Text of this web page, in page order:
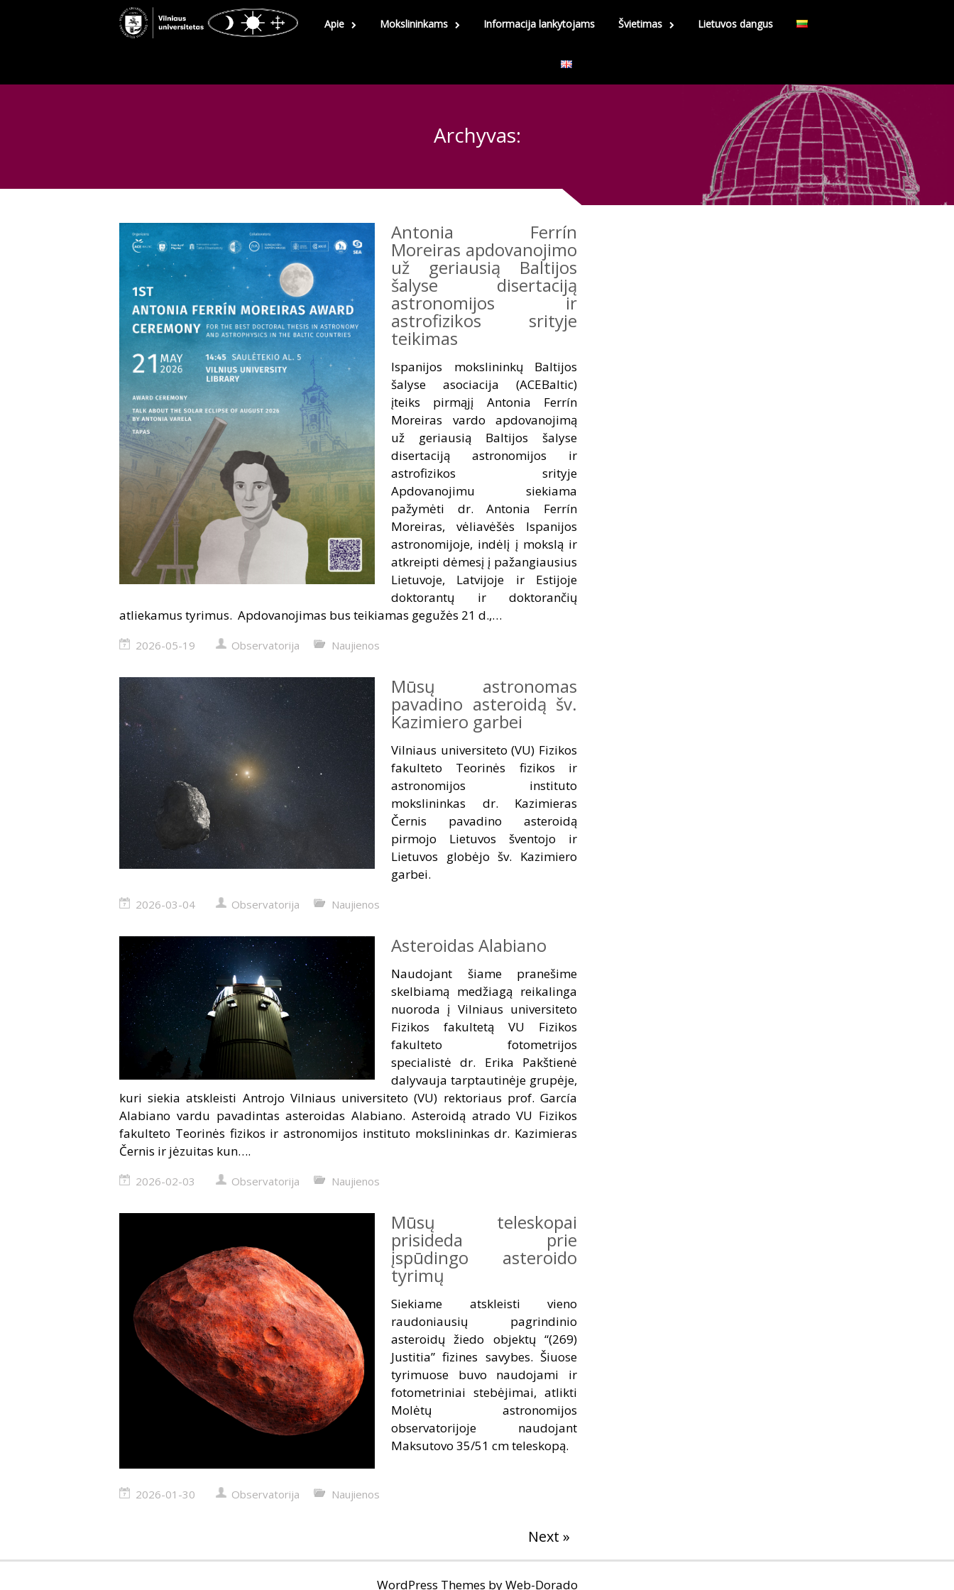
Apie Mokslininkams Informacija lankytojams Švietimas Lietuvos dangus
Archyvas:
Antonia Ferrín
Moreiras apdovanojimo
už geriausią Baltijos
šalyse disertaciją
astronomijos ir
astrofizikos srityje
teikimas
Ispanijos mokslininkų Baltijos
šalyse asociacija (ACEBaltic)
įteiks pirmąjį Antonia Ferrín
Moreiras vardo apdovanojimą
už geriausią Baltijos šalyse
disertaciją astronomijos ir
astrofizikos srityje
Apdovanojimu siekiama
pažymėti dr. Antonia Ferrín
Moreiras, vėliavėšės Ispanijos
astronomijoje, indėlį į mokslą ir
atkreipti dėmesį į pažangiausius
Lietuvoje, Latvijoje ir Estijoje
doktorantų ir doktorančių
atliekamus tyrimus. Apdovanojimas bus teikiamas gegužės 21 d.,…
2026-05-19 Observatorija Naujienos
Mūsų astronomas
pavadino asteroidą šv.
Kazimiero garbei
Vilniaus universiteto (VU) Fizikos
fakulteto Teorinės fizikos ir
astronomijos instituto
mokslininkas dr. Kazimieras
Černis pavadino asteroidą
pirmojo Lietuvos šventojo ir
Lietuvos globėjo šv. Kazimiero
garbei.
2026-03-04 Observatorija Naujienos
Asteroidas Alabiano
Naudojant šiame pranešime
skelbiamą medžiagą reikalinga
nuoroda į Vilniaus universiteto
Fizikos fakultetą VU Fizikos
fakulteto fotometrijos
specialistė dr. Erika Pakštienė
dalyvauja tarptautinėje grupėje,
kuri siekia atskleisti Antrojo Vilniaus universiteto (VU) rektoriaus prof. García
Alabiano vardu pavadintas asteroidas Alabiano. Asteroidą atrado VU Fizikos
fakulteto Teorinės fizikos ir astronomijos instituto mokslininkas dr. Kazimieras
Černis ir jėzuitas kun….
2026-02-03 Observatorija Naujienos
Mūsų teleskopai
prisideda prie
įspūdingo asteroido
tyrimų
Siekiame atskleisti vieno
raudoniausių pagrindinio
asteroidų žiedo objektų “(269)
Justitia” fizines savybes. Šiuose
tyrimuose buvo naudojami ir
fotometriniai stebėjimai, atlikti
Molėtų astronomijos
observatorijoje naudojant
Maksutovo 35/51 cm teleskopą.
2026-01-30 Observatorija Naujienos
Next »
WordPress Themes byWeb-Dorado